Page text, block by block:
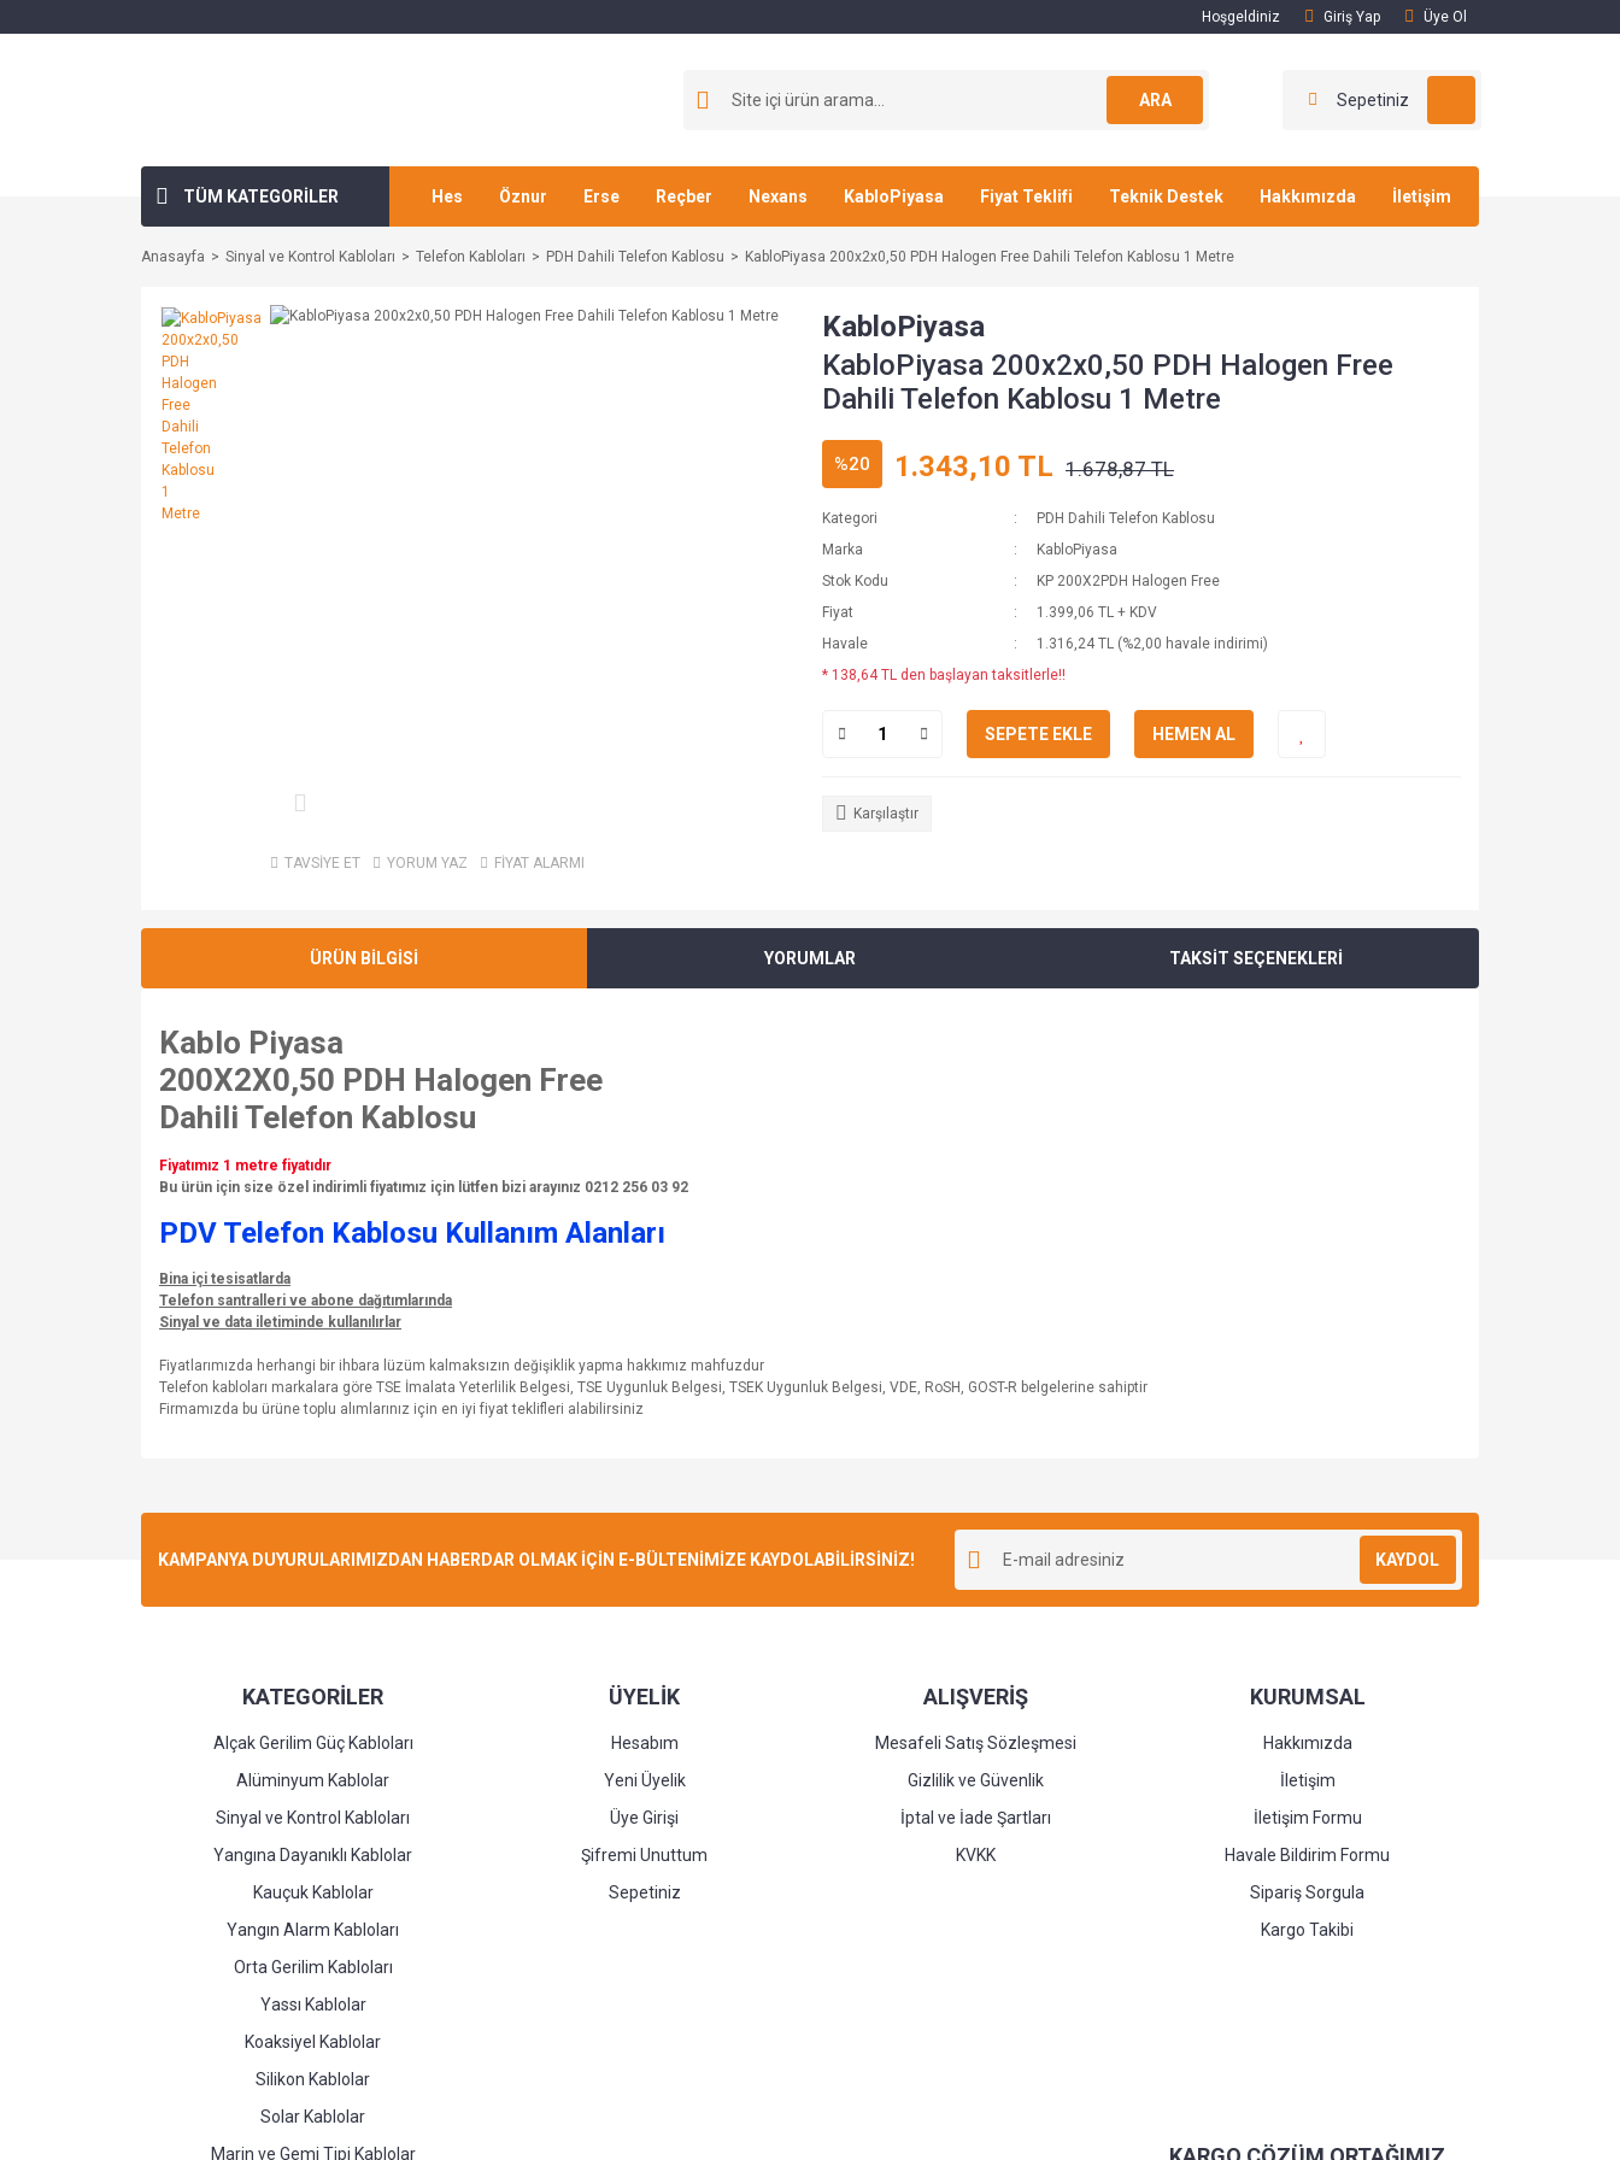
Hoşgeldiniz Giriş Yap Üye Ol
ARA Sepetiniz
TÜM KATEGORİLER Hes Öznur Erse Reçber Nexans KabloPiyasa Fiyat Teklifi Teknik Destek Hakkımızda İletişim
Anasayfa Sinyal ve Kontrol Kabloları Telefon Kabloları PDH Dahili Telefon Kablosu KabloPiyasa 200x2x0,50 PDH Halogen Free Dahili Telefon Kablosu 1 Metre
TAVSİYE ET YORUM YAZ FİYAT ALARMI
KabloPiyasa
KabloPiyasa 200x2x0,50 PDH Halogen Free
Dahili Telefon Kablosu 1 Metre
%20 1.343,10 TL 1.678,87 TL
Kategori
PDH Dahili Telefon Kablosu
Marka
KabloPiyasa
Stok Kodu
KP 200X2PDH Halogen Free
Fiyat
1.399,06 TL + KDV
Havale
1.316,24 TL (%2,00 havale indirimi)
* 138,64 TL den başlayan taksitlerle!!
SEPETE EKLE HEMEN AL
Karşılaştır
ÜRÜN BİLGİSİ YORUMLAR TAKSİT SEÇENEKLERİ
Kablo Piyasa
200X2X0,50 PDH Halogen Free
Dahili Telefon Kablosu
Fiyatımız 1 metre fiyatıdır
Bu ürün için size özel indirimli fiyatımız için lütfen bizi arayınız 0212 256 03 92
PDV Telefon Kablosu Kullanım Alanları
Bina içi tesisatlarda
Telefon santralleri ve abone dağıtımlarında
Sinyal ve data iletiminde kullanılırlar
Fiyatlarımızda herhangi bir ihbara lüzüm kalmaksızın değişiklik yapma hakkımız mahfuzdur
Telefon kabloları markalara göre TSE İmalata Yeterlilik Belgesi, TSE Uygunluk Belgesi, TSEK Uygunluk Belgesi, VDE, RoSH, GOST-R belgelerine sahiptir
Firmamızda bu ürüne toplu alımlarınız için en iyi fiyat teklifleri alabilirsiniz
KAMPANYA DUYURULARIMIZDAN HABERDAR OLMAK İÇİN E-BÜLTENİMİZE KAYDOLABİLİRSİNİZ! KAYDOL
KATEGORİLER
Alçak Gerilim Güç Kabloları
Alüminyum Kablolar
Sinyal ve Kontrol Kabloları
Yangına Dayanıklı Kablolar
Kauçuk Kablolar
Yangın Alarm Kabloları
Orta Gerilim Kabloları
Yassı Kablolar
Koaksiyel Kablolar
Silikon Kablolar
Solar Kablolar
Marin ve Gemi Tipi Kablolar
ÜYELİK
Hesabım
Yeni Üyelik
Üye Girişi
Şifremi Unuttum
Sepetiniz
ALIŞVERİŞ
Mesafeli Satış Sözleşmesi
Gizlilik ve Güvenlik
İptal ve İade Şartları
KVKK
KURUMSAL
Hakkımızda
İletişim
İletişim Formu
Havale Bildirim Formu
Sipariş Sorgula
Kargo Takibi